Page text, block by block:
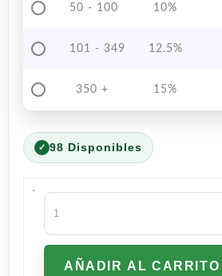
50 - 100 10%
101 - 349 12.5%
350 + 15%
98 Disponibles
-
Vino
Tinto
Campo
Viejo
RiojaAÑADIR AL CARRITO